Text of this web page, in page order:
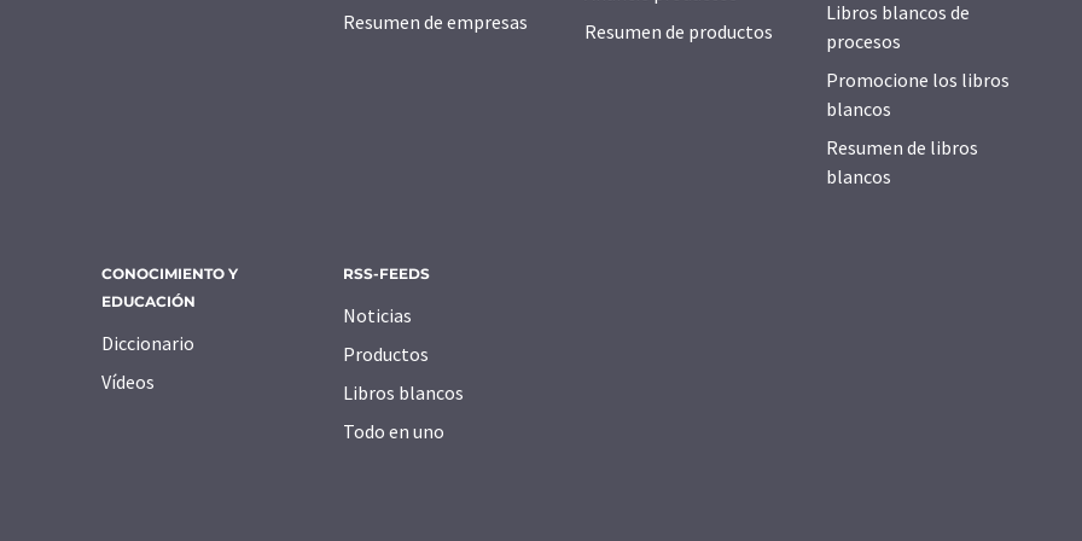
Resumen de empresas
Resumen de productos
Libros blancos de
procesos
Promocione los libros
blancos
Resumen de libros
blancos
CONOCIMIENTO Y
EDUCACIÓN
Diccionario
Vídeos
RSS-FEEDS
Noticias
Productos
Libros blancos
Todo en uno